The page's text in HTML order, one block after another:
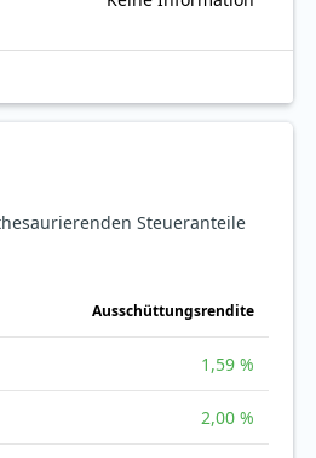
Steueranteile
Ausschüttungsrendite
1,59 %
2,00 %